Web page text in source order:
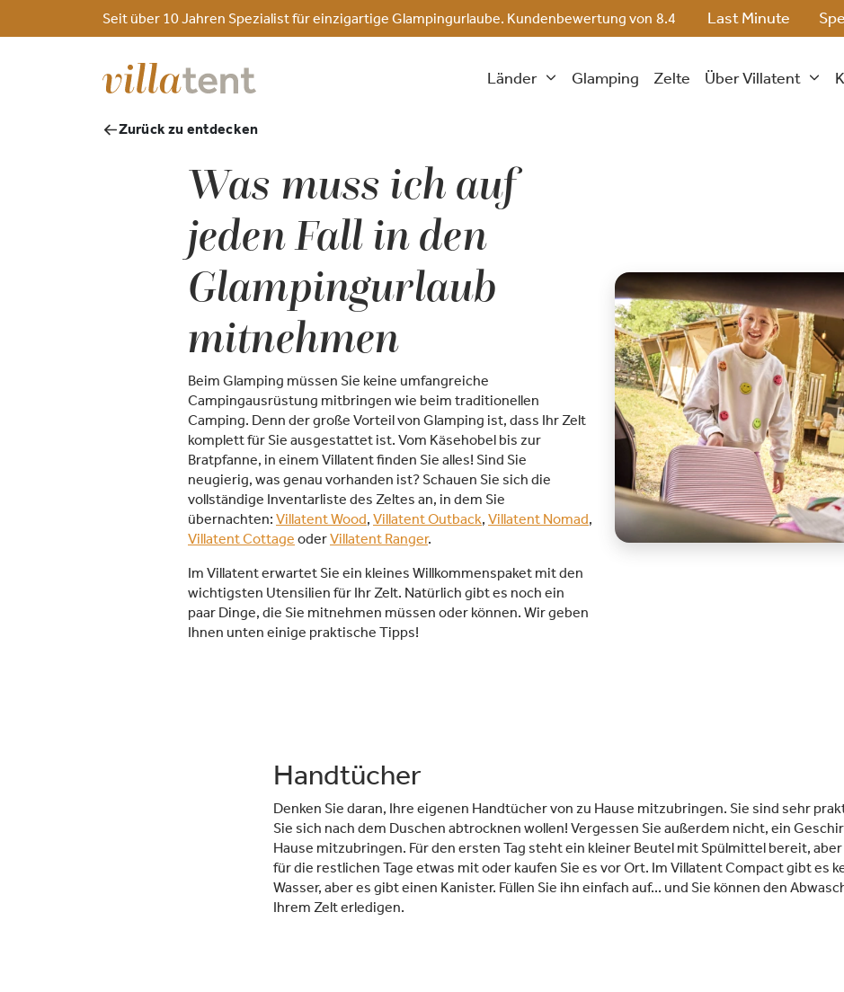
Seit über 10 Jahren Spezialist für einzigartige Glampingurlaube. Kundenbewertung von 8.4 Last Minute
Länder Glamping Zelte Über Villatent
Zurück zu entdecken
Was muss ich auf
jeden Fall in den
Glampingurlaub
mitnehmen
Beim Glamping müssen Sie keine umfangreiche
Campingausrüstung mitbringen wie beim traditionellen
Camping. Denn der große Vorteil von Glamping ist, dass Ihr Zelt
komplett für Sie ausgestattet ist. Vom Käsehobel bis zur
Bratpfanne, in einem Villatent finden Sie alles! Sind Sie
neugierig, was genau vorhanden ist? Schauen Sie sich die
vollständige Inventarliste des Zeltes an, in dem Sie
übernachten: Villatent Wood, Villatent Outback, Villatent Nomad,
Villatent Cottage oderVillatent Ranger.
Im Villatent erwartet Sie ein kleines Willkommenspaket mit den
wichtigsten Utensilien für Ihr Zelt. Natürlich gibt es noch ein
paar Dinge, die Sie mitnehmen müssen oder können. Wir geben
Ihnen unten einige praktische Tipps!
Handtücher
Denken Sie daran, Ihre eigenen Handtücher von zu Hause mitzubringen. Sie sind sehr
Sie sich nach dem Duschen abtrocknen wollen! Vergessen Sie außerdem nicht, ein
Hause mitzubringen. Für den ersten Tag steht ein kleiner Beutel mit Spülmittel bereit,
für die restlichen Tage etwas mit oder kaufen Sie es vor Ort. Im Villatent Compact gibt es
Wasser, aber es gibt einen Kanister. Füllen Sie ihn einfach auf... und Sie können den
Ihrem Zelt erledigen.